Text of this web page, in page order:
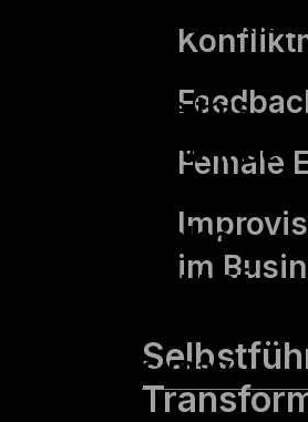
Female
im
third-party cookies
you use this
cookies will be
You also
to opt-out of
cookies may